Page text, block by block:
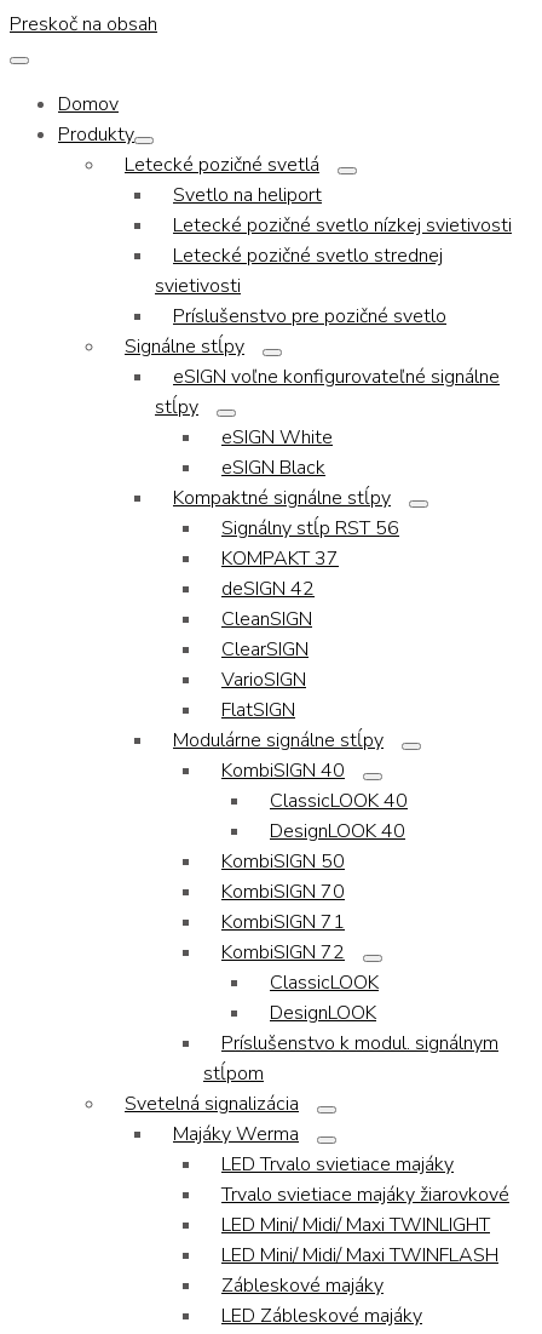
Preskoč na obsah
Domov
Produkty
Letecké pozičné svetlá
Svetlo na heliport
Letecké pozičné svetlo nízkej svietivosti
Letecké pozičné svetlo strednej
svietivosti
Príslušenstvo pre pozičné svetlo
Signálne stĺpy
eSIGN voľne konfigurovateľné signálne
stĺpy
eSIGN White
eSIGN Black
Kompaktné signálne stĺpy
Signálny stĺp RST 56
KOMPAKT 37
deSIGN 42
CleanSIGN
ClearSIGN
VarioSIGN
FlatSIGN
Modulárne signálne stĺpy
KombiSIGN 40
ClassicLOOK 40
DesignLOOK 40
KombiSIGN 50
KombiSIGN 70
KombiSIGN 71
KombiSIGN 72
ClassicLOOK
DesignLOOK
Príslušenstvo k modul. signálnym
stĺpom
Svetelná signalizácia
Majáky Werma
LED Trvalo svietiace majáky
Trvalo svietiace majáky žiarovkové
LED Mini/ Midi/ Maxi TWINLIGHT
LED Mini/ Midi/ Maxi TWINFLASH
Zábleskové majáky
LED Zábleskové majáky